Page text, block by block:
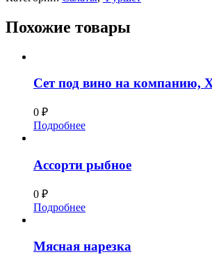
Похожие товары
Сет под вино на компанию,
0 ₽
Подробнее
Ассорти рыбное
0 ₽
Подробнее
Мясная нарезка